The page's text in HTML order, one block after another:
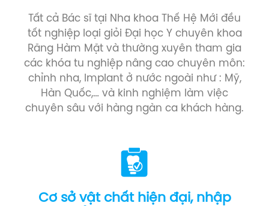
Tất cả Bác sĩ tại Nha khoa Thế Hệ Mới đều
tốt nghiệp loại giỏi Đại học Y chuyên khoa
Răng Hàm Mặt và thường xuyên tham gia
các khóa tu nghiệp nâng cao chuyên môn:
chỉnh nha, Implant ở nước ngoài như : Mỹ,
Hàn Quốc,… và kinh nghiệm làm việc
chuyên sâu với hàng ngàn ca khách hàng.
Cơ sở vật chất hiện đại, nhập